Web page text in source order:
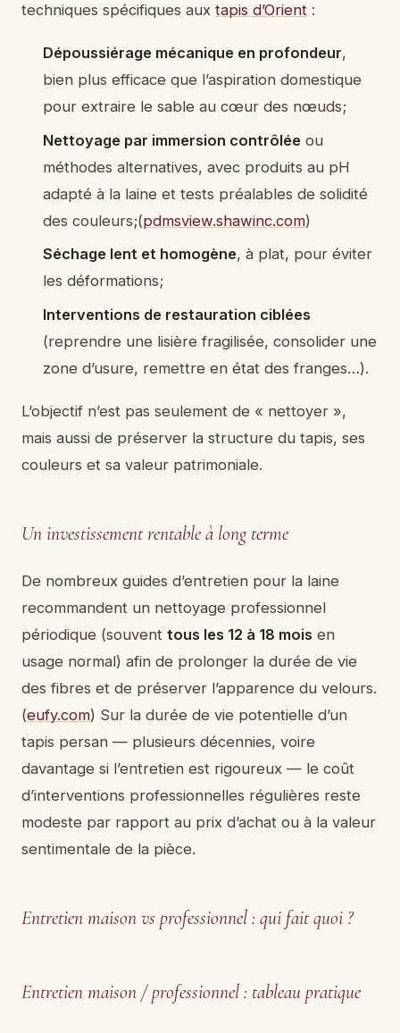
techniques spécifiques aux tapis d’Orient :
Dépoussiérage mécanique en profondeur,
bien plus efficace que l’aspiration domestique
pour extraire le sable au cœur des nœuds;
Nettoyage par immersion contrôléeou
méthodes alternatives, avec produits au pH
adapté à la laine et tests préalables de solidité
des couleurs;(pdmsview.shawinc.com)
Séchage lent et homogène, à plat, pour éviter
les déformations;
Interventions de restauration ciblées
(reprendre une lisière fragilisée, consolider une
zone d’usure, remettre en état des franges…).
L’objectif n’est pas seulement de « nettoyer »,
mais aussi de préserver la structure du tapis, ses
couleurs et sa valeur patrimoniale.
Un investissement rentable à long terme
De nombreux guides d’entretien pour la laine
recommandent un nettoyage professionnel
périodique (souvent tous les 12 à 18 mois en
usage normal) afin de prolonger la durée de vie
des fibres et de préserver l’apparence du velours.
(eufy.com) Sur la durée de vie potentielle d’un
tapis persan — plusieurs décennies, voire
davantage si l’entretien est rigoureux — le coût
d’interventions professionnelles régulières reste
modeste par rapport au prix d’achat ou à la valeur
sentimentale de la pièce.
Entretien maison vs professionnel : qui fait quoi ?
Entretien maison / professionnel : tableau pratique